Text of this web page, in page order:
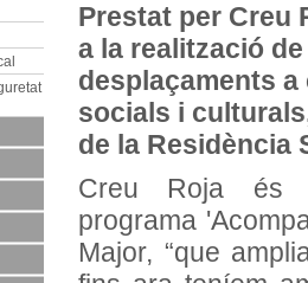
Prestat per Creu
a la realització
desplaçaments
socials i
de la Residència
Creu Roja és
programa
Major, “que